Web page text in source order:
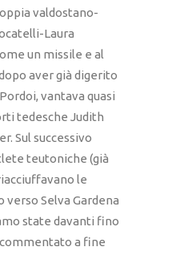
valdostano-
Laura
un missile e al
aver già digerito
vantava quasi
tedesche Judith
Sul successivo
teutoniche (già
le
verso Selva Gardena
state davanti fino
commentato a fine